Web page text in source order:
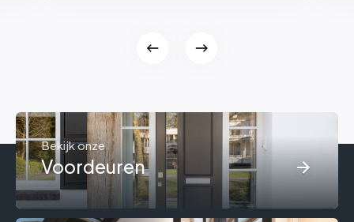
Bekijk onze
Voordeuren